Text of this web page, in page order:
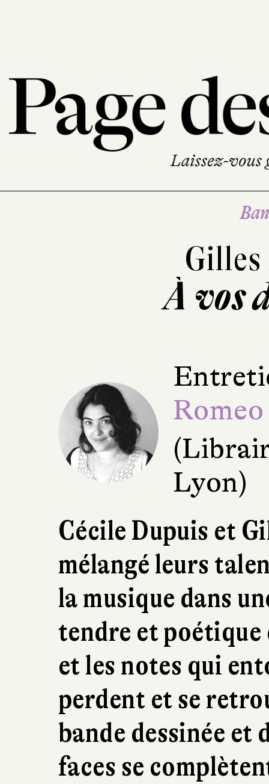
À vos
Romeo
Lyon)
Cécile Dupuis et
mélangé leurs
la musique dans
tendre et poétique
et les notes qui
perdent et se
bande dessinée et
faces se